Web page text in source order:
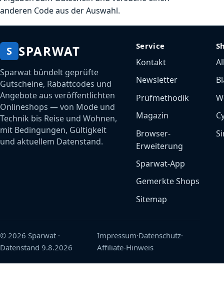
anderen Code aus der Auswahl.
S SPARWAT
Sparwat bündelt geprüfte
Gutscheine, Rabattcodes und
Angebote aus veröffentlichten
Onlineshops — von Mode und
Technik bis Reise und Wohnen,
mit Bedingungen, Gültigkeit
und aktuellem Datenstand.
Service
Kontakt
Newsletter
Prüfmethodik
Magazin
Browser-
Erweiterung
Sparwat-App
Gemerkte Shops
Sitemap
© 2026 Sparwat ·
Datenstand 9.8.2026
Impressum·Datenschutz·
Affiliate-Hinweis